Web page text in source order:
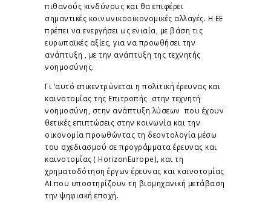
πιθανούς κινδύνους και θα επιφέρει
σημαντικές κοινωνικοοικονομικές αλλαγές. Η ΕΕ
πρέπει να ενεργήσει ως ενιαία, με βάση τις
ευρωπαϊκές αξίες, για να προωθήσει την
ανάπτυξη , με την ανάπτυξη της τεχνητής
νοημοσύνης.
Γι ‘αυτό επικεντρώνεται η πολιτική έρευνας και
καινοτομίας της Επιτροπής στην τεχνητή
νοημοσύνη, στην ανάπτυξη λύσεων που έχουν
θετικές επιπτώσεις στην κοινωνία και την
οικονομία προωθώντας τη δεοντολογία μέσω
του σχεδιασμού σε προγράμματα έρευνας και
καινοτομίας ( HorizonEurope), και τη
χρηματοδότηση έργων έρευνας και καινοτομίας
AI που υποστηρίζουν τη βιομηχανική μετάβαση
την ψηφιακή εποχή.